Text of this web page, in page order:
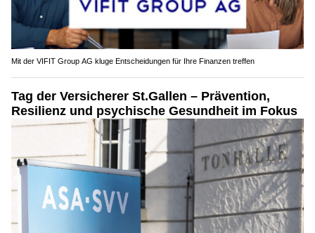
Mit der VIFIT Group AG kluge Entscheidungen für Ihre Finanzen treffen
Tag der Versicherer St.Gallen – Prävention,
Resilienz und psychische Gesundheit im Fokus